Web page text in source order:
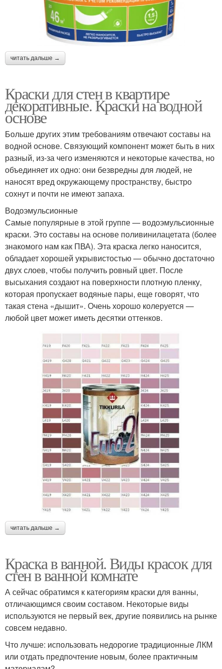
читать дальше →
Краски для стен в квартире
декоративные. Краски на водной
основе
Больше других этим требованиям отвечают составы на
водной основе. Связующий компонент может быть в них
разный, из-за чего изменяются и некоторые качества, но
объединяет их одно: они безвредны для людей, не
наносят вред окружающему пространству, быстро
сохнут и почти не имеют запаха.
Водоэмульсионные
Самые популярные в этой группе — водоэмульсионные
краски. Это составы на основе поливинилацетата (более
знакомого нам как ПВА). Эта краска легко наносится,
обладает хорошей укрывистостью — обычно достаточно
двух слоев, чтобы получить ровный цвет. После
высыхания создают на поверхности плотную пленку,
которая пропускает водяные пары, еще говорят, что
такая стена «дышит». Очень хорошо колеруется —
любой цвет может иметь десятки оттенков.
читать дальше →
Краска в ванной. Виды красок для
стен в ванной комнате
А сейчас обратимся к категориям краски для ванны,
отличающимся своим составом. Некоторые виды
используются не первый век, другие появились на рынке
совсем недавно.
Что лучше: использовать недорогие традиционные ЛКМ
или отдать предпочтение новым, более практичным